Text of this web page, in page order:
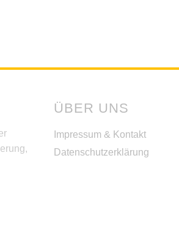
ÜBER UNS
Impressum & Kontakt
Datenschutzerklärung